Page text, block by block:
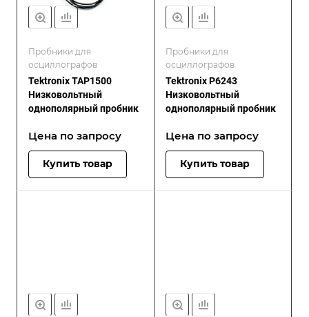
Пробники для
осциллографов
Tektronix TAP1500
Низковольтный
однополярный пробник
Цена по запросу
Купить товар
Пробники для
осциллографов
Tektronix P6243
Низковольтный
однополярный пробник
Цена по запросу
Купить товар